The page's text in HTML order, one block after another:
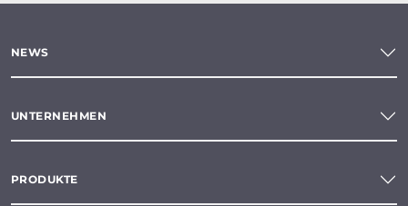
NEWS
UNTERNEHMEN
PRODUKTE